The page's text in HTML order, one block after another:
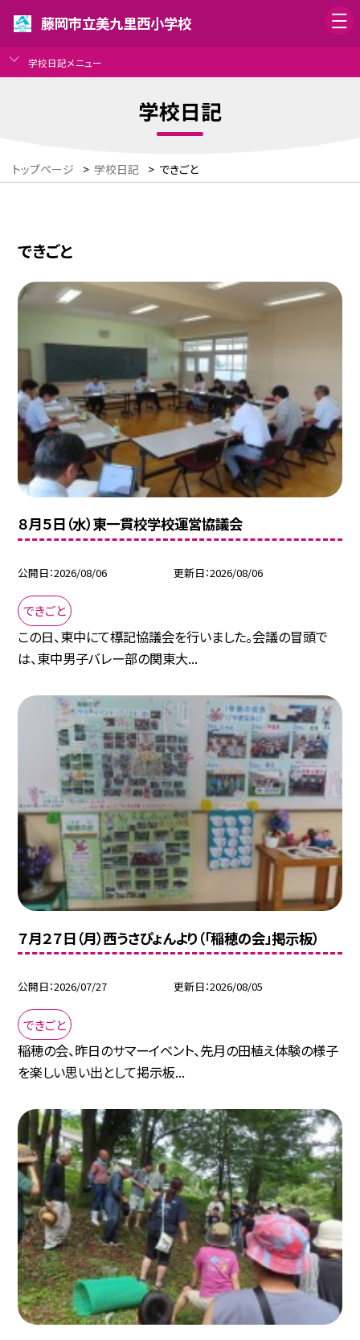
藤岡市立美九里西小学校
学校日記メニュー
学校日記
トップページ > 学校日記 > できごと
できごと
８月５日（水）東一貫校学校運営協議会
公開日 2026/08/06 更新日 2026/08/06
できごと
この日、東中にて標記協議会を行いました。会議の冒頭で
は、東中男子バレー部の関東大...
７月２７日（月）西うさぴょんより（「稲穂の会」掲示板）
公開日 2026/07/27 更新日 2026/08/05
できごと
稲穂の会、昨日のサマーイベント、先月の田植え体験の様子
を楽しい思い出として掲示板...